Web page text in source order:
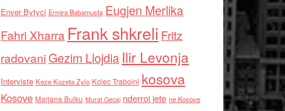
Enver Bytyci Ermira Babamusta Eugjen Merlika
Fahri Xharra Frank shkreli Fritz
radovaniGezim Llojdia Ilir Levonja
Interviste Keze Kozeta Zylo Kolec Traboini kosova
Kosove Marjana Bulku Murat Gecaj nderroi jete ne Kosove